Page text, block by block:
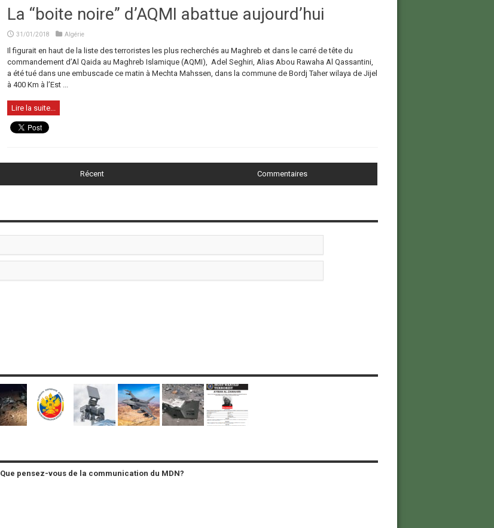
La “boite noire” d’AQMI abattue aujourd’hui
31/01/2018 Algérie
Il figurait en haut de la liste des terroristes les plus recherchés au Maghreb et dans le carré de tête du
commandement d’Al Qaida au Maghreb Islamique (AQMI), Adel Seghiri, Alias Abou Rawaha Al Qassantini,
a été tué dans une embuscade ce matin à Mechta Mahssen, dans la commune de Bordj Taher wilaya de Jijel
à 400 Km à l’Est ...
Lire la suite...
Récent Commentaires
Que pensez-vous de la communication du MDN?